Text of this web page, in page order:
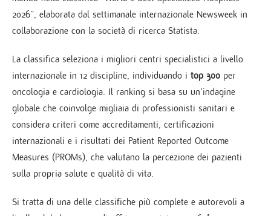
2026”, elaborata dal settimanale internazionale Newsweek in
collaborazione con la società di ricerca Statista.
La classifica seleziona i migliori centri specialistici a livello
internazionale in 12 discipline, individuando i top 300 per
oncologia e cardiologia. Il ranking si basa su un’indagine
globale che coinvolge migliaia di professionisti sanitari e
considera criteri come accreditamenti, certificazioni
internazionali e i risultati dei Patient Reported Outcome
Measures (PROMs), che valutano la percezione dei pazienti
sulla propria salute e qualità di vita.
Si tratta di una delle classifiche più complete e autorevoli a